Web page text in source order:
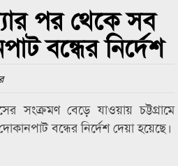
পর থেকে সব
বন্ধের নির্দেশ
সংক্রমণ বেড়ে যাওয়ায় চট্টগ্রামে
বন্ধের নির্দেশ দেয়া হয়েছে।